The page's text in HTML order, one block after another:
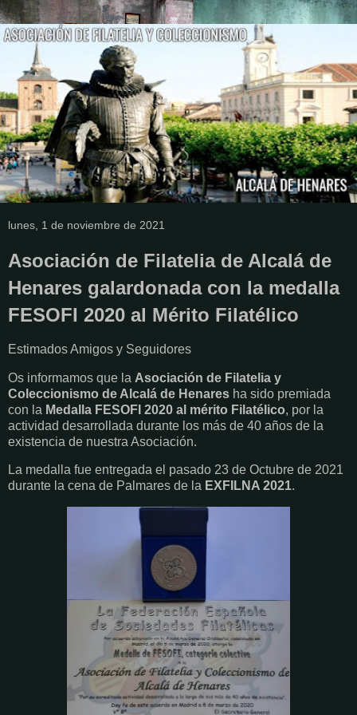
lunes, 1 de noviembre de 2021
Asociación de Filatelia de Alcalá de
Henares galardonada con la medalla
FESOFI 2020 al Mérito Filatélico
Estimados Amigos y Seguidores
Os informamos que la Asociación de Filatelia y
Coleccionismo de Alcalá de Henares ha sido premiada
con la Medalla FESOFI 2020 al mérito Filatélico, por la
actividad desarrollada durante los más de 40 años de la
existencia de nuestra Asociación.
La medalla fue entregada el pasado 23 de Octubre de 2021
durante la cena de Palmares de la EXFILNA 2021.